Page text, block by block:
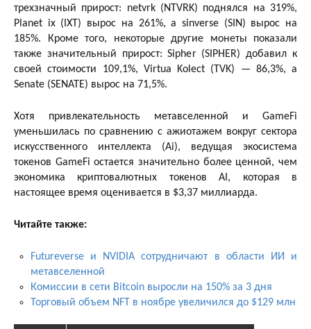
трехзначный прирост: netvrk (NTVRK) поднялся на 319%,
Planet ix (IXT) вырос на 261%, а sinverse (SIN) вырос на
185%. Кроме того, некоторые другие монеты показали
также значительный прирост: Sipher (SIPHER) добавил к
своей стоимости 109,1%, Virtua Kolect (TVK) — 86,3%, а
Senate (SENATE) вырос на 71,5%.
Хотя привлекательность метавселенной и GameFi
уменьшилась по сравнению с ажиотажем вокруг сектора
искусственного интеллекта (Ai), ведущая экосистема
токенов GameFi остается значительно более ценной, чем
экономика криптовалютных токенов AI, которая в
настоящее время оценивается в $3,37 миллиарда.
Читайте также:
Futureverse и NVIDIA сотрудничают в области ИИ и
метавселенной
Комиссии в сети Bitcoin выросли на 150% за 3 дня
Торговый объем NFT в ноябре увеличился до $129 млн